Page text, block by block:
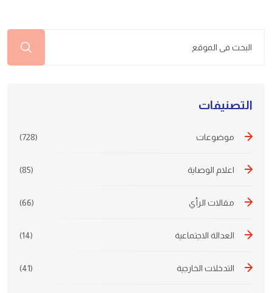
التصنيفات
موضوعات (728)
اعلام الوصاية (85)
مقالات الرأي (66)
العدالة الاجتماعية (14)
التدخلات الخارجية (41)